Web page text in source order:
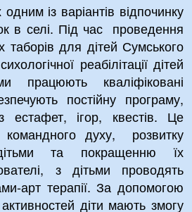
із варіантів відпочинку
в селі. Під час проведення
таборів для дітей Сумського
реабілітації дітей
працюють кваліфіковані
постійну програму,
естафет, ігор, квестів. Це
командного духу, розвитку
та покращенню їх
з дітьми проводять
арт терапії. За допомогою
діти мають змогу